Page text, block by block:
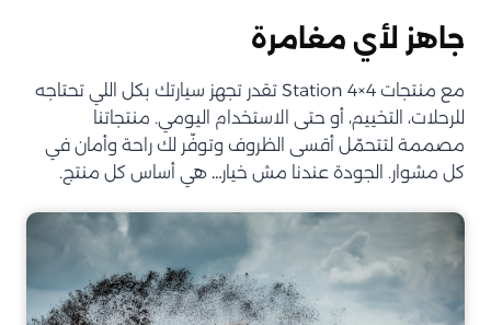
جاهز لأي مغامرة
مع منتجات Station 4×4 تقدر تجهز سيارتك بكل اللي تحتاجه
للرحلات، التخييم، أو حتى الاستخدام اليومي. منتجاتنا
مصممة لتتحمّل أقسى الظروف وتوفّر لك راحة وأمان في
كل مشوار. الجودة عندنا مش خيار… هي أساس كل منتج.